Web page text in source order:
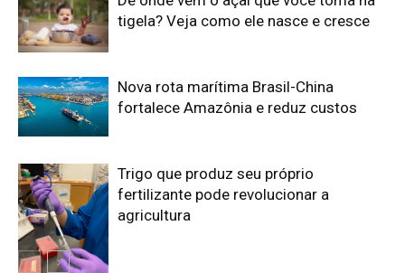
tigela? Veja como ele nasce e cresce
Nova rota marítima Brasil-China
fortalece Amazônia e reduz custos
Trigo que produz seu próprio
fertilizante pode revolucionar a
agricultura